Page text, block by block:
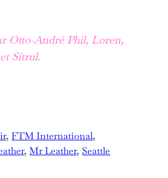
Otto-André Phil, Loren,
Sitrul.
, FTM International
, Mr Leather, Seattle